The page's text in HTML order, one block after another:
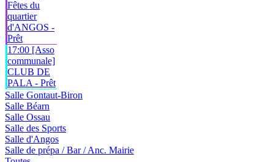
Fêtes du
quartier
d'ANGOS -
Prêt
17:00 [Asso
communale]
CLUB DE
PALA - Prêt
Salle Gontaut-Biron
Salle Béarn
Salle Ossau
Salle des Sports
Salle d'Angos
Salle de prépa / Bar / Anc. Mairie